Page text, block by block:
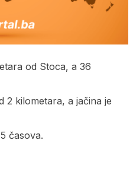
od Stoca, a 36
2 kilometara, a jačina je
časova.